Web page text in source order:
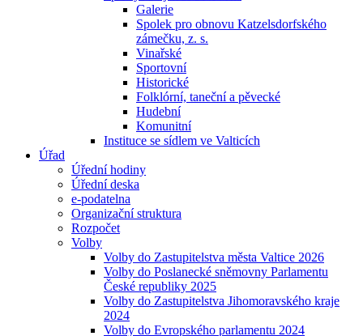
Galerie
Spolek pro obnovu Katzelsdorfského
zámečku, z. s.
Vinařské
Sportovní
Historické
Folklórní, taneční a pěvecké
Hudební
Komunitní
Instituce se sídlem ve Valticích
Úřad
Úřední hodiny
Úřední deska
e-podatelna
Organizační struktura
Rozpočet
Volby
Volby do Zastupitelstva města Valtice 2026
Volby do Poslanecké sněmovny Parlamentu
České republiky 2025
Volby do Zastupitelstva Jihomoravského kraje
2024
Volby do Evropského parlamentu 2024